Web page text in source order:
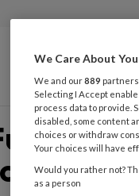
We Care About
We and our889
Selecting I Accept
process data to provide.
disabled, some content
choices or withdraw
Your choices will have
Would you rather not?
as a person